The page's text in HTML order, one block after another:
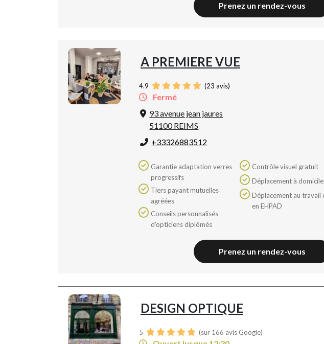
Prenez un rendez-vous
A PREMIERE VUE
4.9 (23 avis)
Fermé
93 avenue jean jaures
51100 REIMS
+33326883512
progressifs
agréées
d'opticiens diplômés
Contrôle visuel gratuit
Déplacement à domicile
en EHPAD
Prenez un rendez-vous
DESIGN OPTIQUE
5 (sur 166 avis Google)